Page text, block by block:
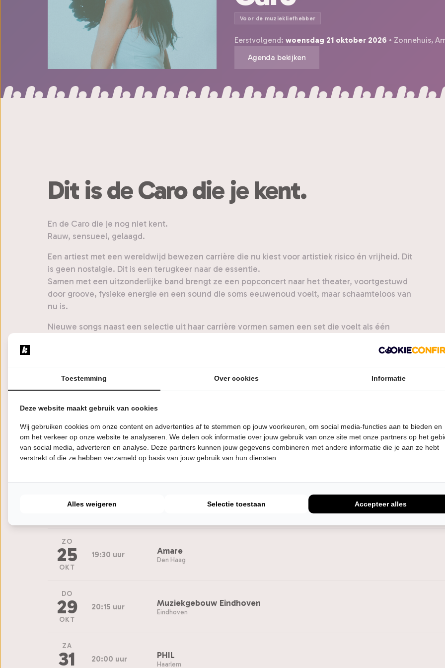
Voor de muziekliefhebber
Eerstvolgend: woensdag 21 oktober 2026 • Zonnehuis,
Agenda bekijken
Dit is de Caro die je kent.
En de Caro die je nog niet kent.
Rauw, sensueel, gelaagd.
Een artiest met een wereldwijd bewezen carrière die nu kiest voor artistiek risico én vrijheid. Dit
is geen nostalgie. Dit is een terugkeer naar de essentie.
Samen met een uitzonderlijke band brengt ze een popconcert naar het theater, voortgestuwd
door groove, fysieke energie en een sound die soms eeuwenoud voelt, maar schaamteloos van
nu is.
Nieuwe songs naast een selectie uit haar carrière vormen samen een set die voelt als één
Agenda
WO
21
OKT
20:00 uur
Zonnehuis
Amsterdam
Première
23 20:30 uur TAQA Theater De Vest
ZO
25
OKT
19:30 uur Amare
Den Haag
DO
29
OKT
20:15 uur Muziekgebouw Eindhoven
Eindhoven
ZA
31 20:00 uur PHIL
Haarlem
Toestemming Over cookies Informatie
Deze website maakt gebruik van cookies
Wij gebruiken cookies om onze content en advertenties af te stemmen op jouw voorkeuren, om social media-functies aan te bieden en
om het verkeer op onze website te analyseren. We delen ook informatie over jouw gebruik van onze site met onze partners op het
van social media, adverteren en analyse. Deze partners kunnen jouw gegevens combineren met andere informatie die je aan ze hebt
verstrekt of die ze hebben verzameld op basis van jouw gebruik van hun diensten.
Alles weigeren Selectie toestaan Accepteer alles